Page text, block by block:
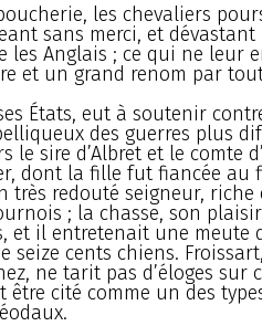
les chevaliers
sans merci, et dévastant
les Anglais ; ce qui ne leur
et un grand renom par
États, eut à soutenir
des guerres plus
sire d’Albret et le comte
dont la fille fut fiancée au
très redouté seigneur, riche
; la chasse, son
et il entretenait une meute
seize cents chiens.
ne tarit pas d’éloges sur
être cité comme un des